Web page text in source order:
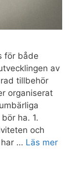
för både
av
tillbehör
organiserat
ha. 1.
och
har … Läs mer